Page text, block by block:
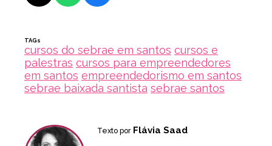
TAGs
cursos do sebrae em santos cursos e
palestras cursos para empreendedores
em santos empreendedorismo em santos
sebrae baixada santista sebrae santos
Texto por Flávia Saad